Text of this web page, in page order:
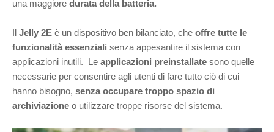
una maggiore durata della batteria.
Il Jelly 2E è un dispositivo ben bilanciato, che offre tutte le
funzionalità essenziali senza appesantire il sistema con
applicazioni inutili. Le applicazioni preinstallate sono quelle
necessarie per consentire agli utenti di fare tutto ciò di cui
hanno bisogno, senza occupare troppo spazio di
archiviazione o utilizzare troppe risorse del sistema.